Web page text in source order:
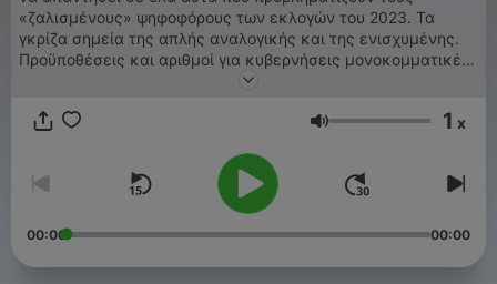
«ζαλισμένους» ψηφοφόρους των εκλογών του 2023. Τα
γκρίζα σημεία της απλής αναλογικής και της ενισχυμένης.
Προϋποθέσεις και αριθμοί για κυβερνήσεις μονοκομματικές
ή συνεργασίας. Παραδείγματα, αλλά και «ατυχήματα» στην
βοηθάει η αποχή; Αυτές είναι κάποιες από τις απορίες που
Ένταση 1 x
00:00 00:00